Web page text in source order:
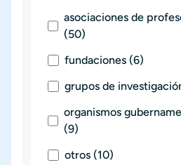
asociaciones de
(50)
fundaciones (6)
grupos de
organismos
(9)
otros (10)